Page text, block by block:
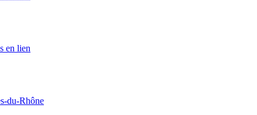
en lien
du-Rhône